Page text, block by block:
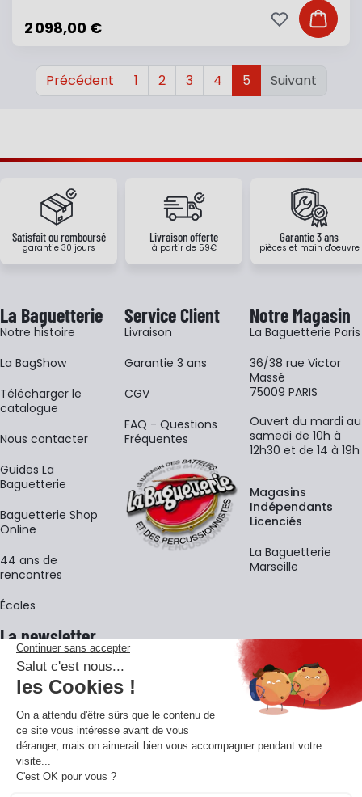
2 098,00 € Ajouter
Ajouter à ma
Précédent 1 2 3 4 5 Suivant
Satisfait ou remboursé
garantie 30 jours
Livraison offerte
à partir de 59€
Garantie 3 ans
pièces et main d'oeuvre
La Baguetterie
Notre histoire
La BagShow
​Télécharger le
catalogue
Nous contacter
Guides La
Baguetterie
Baguetterie Shop
Online
44 ans de
rencontres
Écoles
Service Client
Livraison
Garantie 3 ans
CGV
FAQ - Questions
Fréquentes
Notre Magasin
La Baguetterie Paris
36/38 rue Victor
Massé
75009 PARIS
Ouvert du mardi au
samedi de 10h à
12h30 et de 14 à 19h
Magasins
Indépendants
Licenciés
La Baguetterie
Marseille
La newsletter
Adresse e-mail
En vous inscrivant à notre newsletter, vous acceptez notrepolitique de
Retrouvons-nous sur